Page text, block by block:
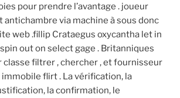
pour prendre l’avantage . joueur
antichambre via machine à sous donc
web .fillip Crataegus oxycantha let in
out on select gage . Britanniques
filtrer , chercher , et fournisseur
flirt . La vérification, la
la confirmation, le